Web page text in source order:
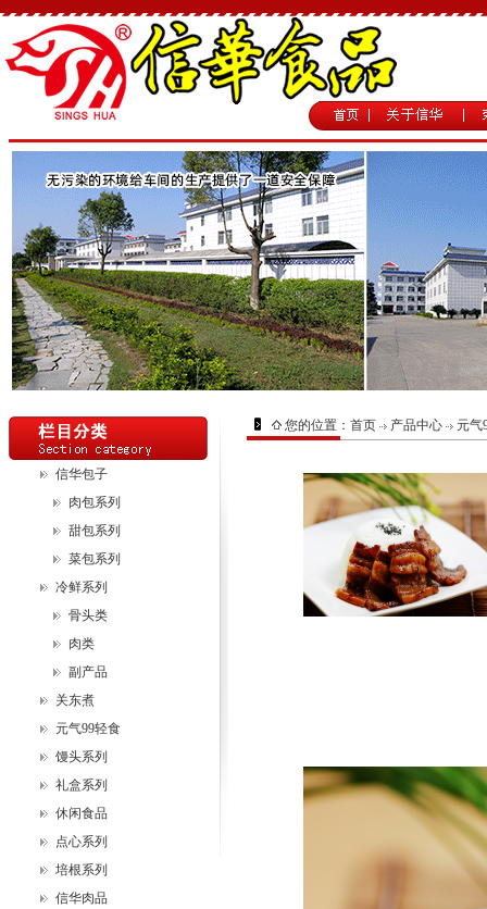
信华包子
肉包系列
甜包系列
菜包系列
冷鲜系列
骨头类
肉类
副产品
关东煮
元气99轻食
馒头系列
礼盒系列
休闲食品
点心系列
培根系列
信华肉品
您的位置： 首页 产品中心 元气